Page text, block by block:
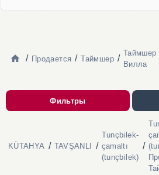
/ Продается / Таймшер /
Таймшер
Вилла
Фильтры
KÜTAHYA / TAVŞANLI /
Tunçbilek-
çamaltı
(tunçbilek)
/